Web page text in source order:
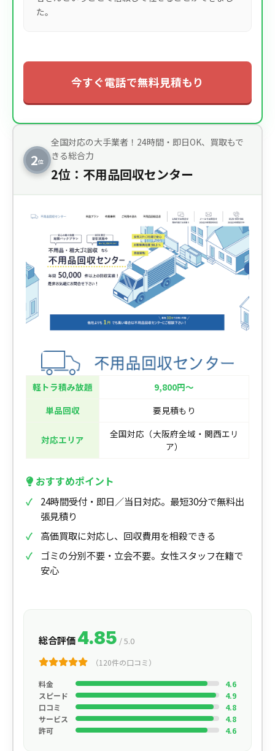
た。
今すぐ電話で無料見積もり
2位
全国対応の大手業者！24時間・即日OK、買取もで
きる総合力
2位：不用品回収センター
軽トラ積み放題
9,800円〜
単品回収
要見積もり
対応エリア
全国対応（大阪府全域・関西エリ
ア）
おすすめポイント
24時間受付・即日／当日対応。最短30分で無料出
張見積り
高価買取に対応し、回収費用を相殺できる
ゴミの分別不要・立会不要。女性スタッフ在籍で
安心
総合評価4.85 / 5.0
（120件の口コミ）
料金
4.6
スピード
4.9
口コミ
4.8
サービス
4.8
許可
4.6